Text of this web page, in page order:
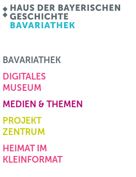
BAVARIATHEK
DIGITALES
MUSEUM
MEDIEN & THEMEN
PROJEKT
ZENTRUM
HEIMAT IM
KLEINFORMAT